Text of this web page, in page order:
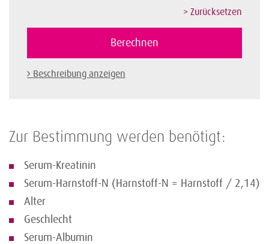
Beschreibung anzeigen
Zur Bestimmung werden benötigt:
Serum-Kreatinin
Serum-Harnstoff-N (Harnstoff-N = Harnstoff / 2,14)
Alter
Geschlecht
Serum-Albumin